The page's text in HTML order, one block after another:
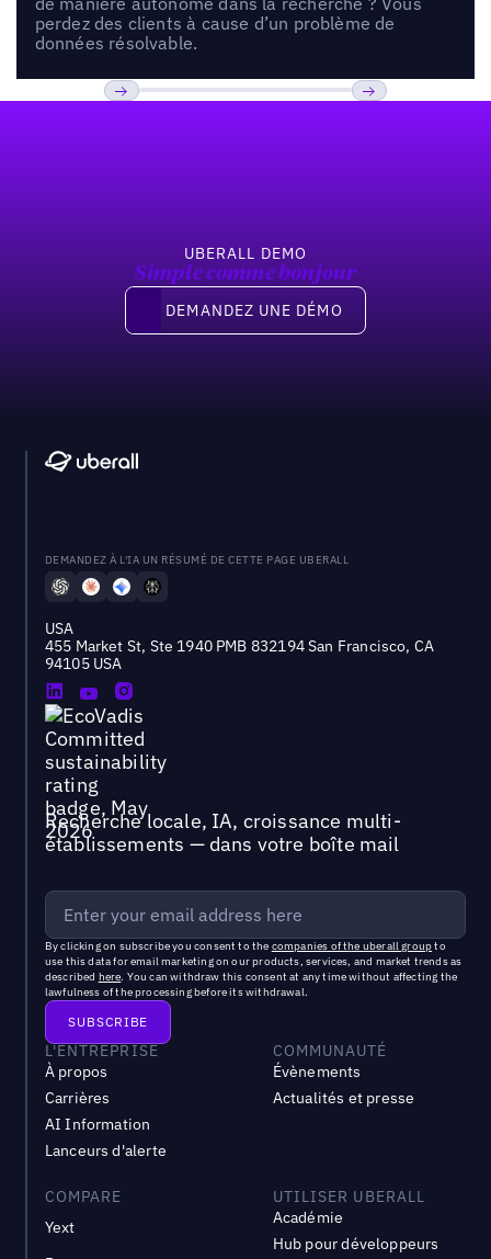
perdez des clients à cause d’un problème de
données résolvable.
UBERALL DEMO
Simple comme bonjour
Demandez une démo
DEMANDEZ UNE DÉMO
DEMANDEZ À L'IA UN RÉSUMÉ DE CETTE PAGE UBERALL
USA
455 Market St, Ste 1940 PMB 832194 San Francisco, CA
94105 USA
Recherche locale, IA, croissance multi-
établissements — dans votre boîte mail
By clicking on subscribe you consent to the companies of the uberall groupto
use this data for email marketing on our products, services, and market trends as
described here. You can withdraw this consent at any time without affecting the
lawfulness of the processing before its withdrawal.
L'ENTREPRISE
À propos
Carrières
AI Information
Lanceurs d'alerte
COMMUNAUTÉ
Évènements
Actualités et presse
COMPARE
Yext
UTILISER UBERALL
Académie
Hub pour développeurs